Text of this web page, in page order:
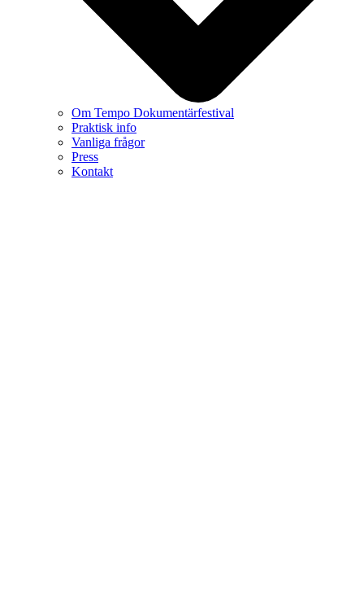
Om Tempo Dokumentärfestival
Praktisk info
Vanliga frågor
Press
Kontakt